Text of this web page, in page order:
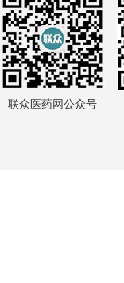
联众医药网公众号